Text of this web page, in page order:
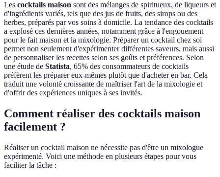
Les cocktails maison sont des mélanges de spiritueux, de liqueurs et
d'ingrédients variés, tels que des jus de fruits, des sirops ou des
herbes, préparés par vos soins à domicile. La tendance des cocktails
a explosé ces dernières années, notamment grâce à l'engouement
pour le fait maison et la mixologie. Préparer un cocktail chez soi
permet non seulement d'expérimenter différentes saveurs, mais aussi
de personnaliser les recettes selon ses goûts et préférences. Selon
une étude de Statista, 65% des consommateurs de cocktails
préfèrent les préparer eux-mêmes plutôt que d'acheter en bar. Cela
traduit une volonté croissante de maîtriser l'art de la mixologie et
d'offrir des expériences uniques à ses invités.
Comment réaliser des cocktails maison
facilement ?
Réaliser un cocktail maison ne nécessite pas d'être un mixologue
expérimenté. Voici une méthode en plusieurs étapes pour vous
faciliter la tâche :